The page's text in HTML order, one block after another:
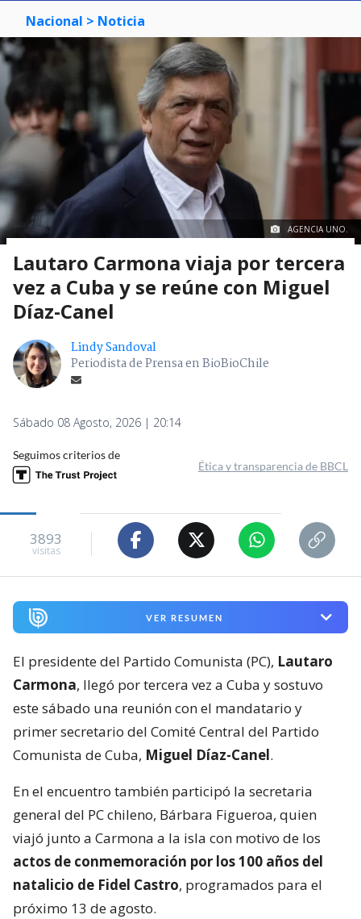
Nacional > Noticia
AGENCIA UNO.
Lautaro Carmona viaja por tercera
vez a Cuba y se reúne con Miguel
Díaz-Canel
Lindy Sandoval
Periodista de Prensa en BioBioChile
Sábado 08 Agosto, 2026 | 20:14
Seguimos criterios de
Ética y transparencia de BBCL
3893
visitas
VER RESUMEN
El presidente del Partido Comunista (PC), Lautaro
Carmona, llegó por tercera vez a Cuba y sostuvo
este sábado una reunión con el mandatario y
primer secretario del Comité Central del Partido
Comunista de Cuba, Miguel Díaz-Canel.
En el encuentro también participó la secretaria
general del PC chileno, Bárbara Figueroa, quien
viajó junto a Carmona a la isla con motivo de los
actos de conmemoración por los 100 años del
natalicio de Fidel Castro, programados para el
próximo 13 de agosto.